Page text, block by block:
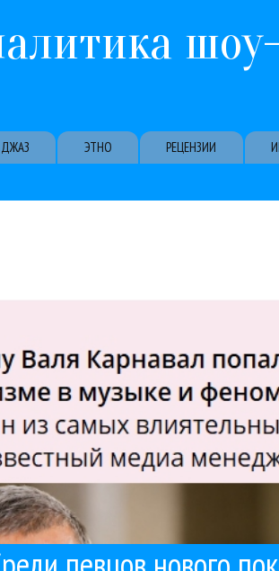
ДЖАЗ ЭТНО РЕЦЕНЗИИ